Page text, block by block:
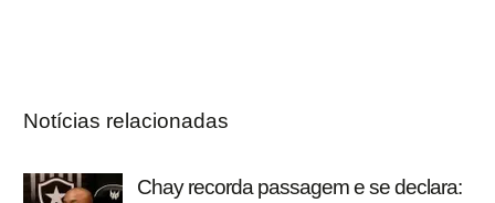
Notícias relacionadas
Chay recorda passagem e se declara: